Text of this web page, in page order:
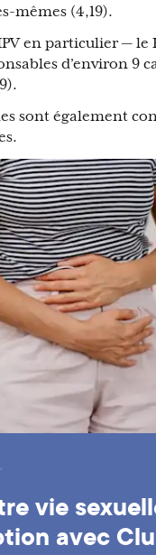
mêmes (4,19).
en particulier — le
d’environ 9
sont également
vie
avec